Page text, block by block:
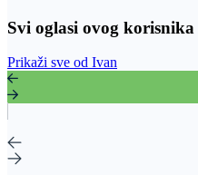
Svi oglasi ovog korisnika
Prikaži sve od Ivan